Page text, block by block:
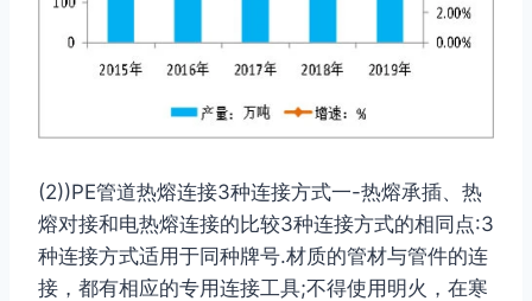
(2))PE管道热熔连接3种连接方式一-热熔承插、热
熔对接和电热熔连接的比较3种连接方式的相同点:3
种连接方式适用于同种牌号.材质的管材与管件的连
接，都有相应的专用连接工具;不得使用明火，在寒